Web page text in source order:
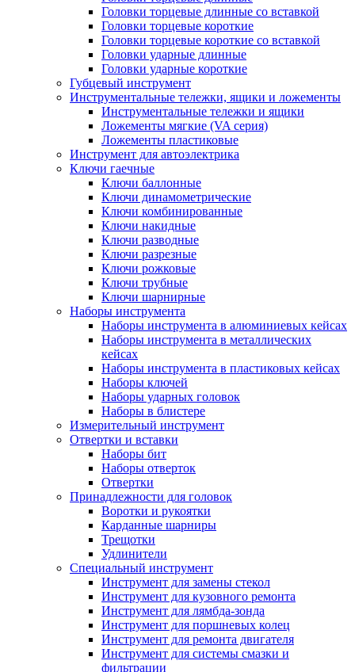
Головки торцевые длинные со вставкой
Головки торцевые короткие
Головки торцевые короткие со вставкой
Головки ударные длинные
Головки ударные короткие
Губцевый инструмент
Инструментальные тележки, ящики и ложементы
Инструментальные тележки и ящики
Ложементы мягкие (VA серия)
Ложементы пластиковые
Инструмент для автоэлектрика
Ключи гаечные
Ключи баллонные
Ключи динамометрические
Ключи комбинированные
Ключи накидные
Ключи разводные
Ключи разрезные
Ключи рожковые
Ключи трубные
Ключи шарнирные
Наборы инструмента
Наборы инструмента в алюминиевых кейсах
Наборы инструмента в металлических
кейсах
Наборы инструмента в пластиковых кейсах
Наборы ключей
Наборы ударных головок
Наборы в блистере
Измерительный инструмент
Отвертки и вставки
Наборы бит
Наборы отверток
Отвертки
Принадлежности для головок
Воротки и рукоятки
Карданные шарниры
Трещотки
Удлинители
Специальный инструмент
Инструмент для замены стекол
Инструмент для кузовного ремонта
Инструмент для лямбда-зонда
Инструмент для поршневых колец
Инструмент для ремонта двигателя
Инструмент для системы смазки и
фильтрации